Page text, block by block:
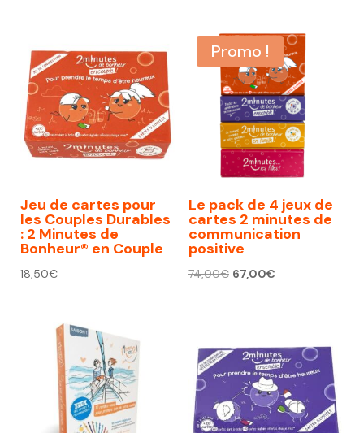
Jeu de cartes pour
les Couples Durables
: 2 Minutes de
Bonheur® en Couple
18,50€
Promo !
Le pack de 4 jeux de
cartes 2 minutes de
communication
positive
74,00€ Le
74,00€.
67,00€Le
67,00€.